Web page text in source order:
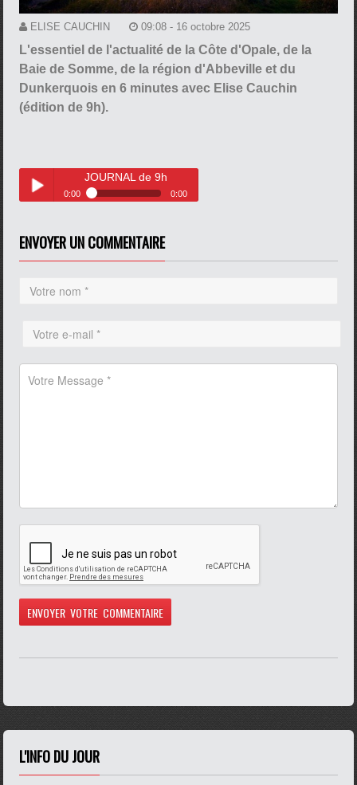
ELISE CAUCHIN 09:08 - 16 octobre 2025
L'essentiel de l'actualité de la Côte d'Opale, de la
Baie de Somme, de la région d'Abbeville et du
Dunkerquois en 6 minutes avec Elise Cauchin
(édition de 9h).
JOURNAL de 9h
0:00 0:00
ENVOYER UN COMMENTAIRE
L'INFO DU JOUR